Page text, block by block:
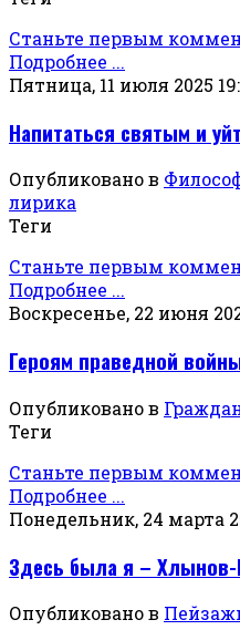
Станьте первым
Подробнее ...
Пятница, 11 июля 2025
Напитаться святым и
Опубликовано в
лирика
Теги
Станьте первым
Подробнее ...
Воскресенье, 22 июня
Героям праведной
Опубликовано в
Теги
Станьте первым
Подробнее ...
Понедельник, 24 марта
Здесь была я –
Опубликовано в